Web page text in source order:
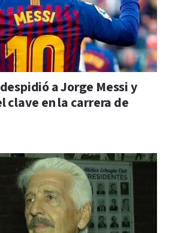
a Jorge Messi y
clave en la carrera de